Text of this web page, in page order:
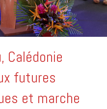
Calédonie
futures
et marche